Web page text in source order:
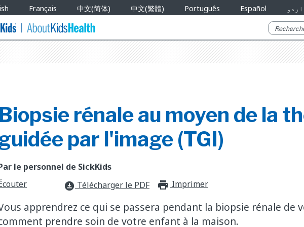
Français 中文(简体) 中文(繁體) Português Español اردو
Biopsie rénale au moyen de la
par l'image (TGI)
le personnel de SickKids
download_for_offline Télécharger le PDF Imprimer
apprendrez ce qui se passera pendant la biopsie rénale de
prendre soin de votre enfant à la maison.